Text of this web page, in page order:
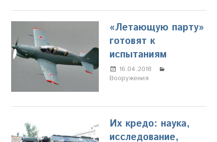
«Летающую парту»
готовят к
испытаниям
16.04.2018
Вооружения
Их кредо: наука,
исследование,